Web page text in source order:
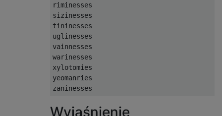
riminesses
sizinesses
tininesses
uglinesses
vainnesses
warinesses
xylotomies
yeomanries
Wyjaśnienie